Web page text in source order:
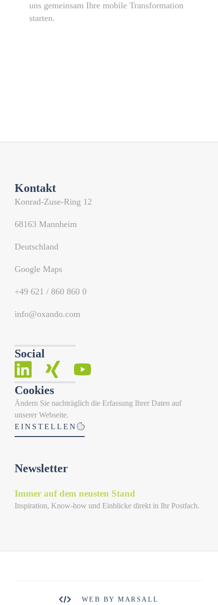
uns gemeinsam Ihre mobile Transformation
starten.
Kontakt
Konrad-Zuse-Ring 12
68163 Mannheim
Deutschland
Google Maps
+49 621 / 860 860 0
info@oxando.com
Social
Cookies
Ändern Sie nachträglich die Erfassung Ihrer Daten auf
unserer Webseite.
EINSTELLEN
Newsletter
Immer auf dem neusten Stand
Inspiration, Know-how und Einblicke direkt in Ihr Postfach.
WEB BY MARSALL